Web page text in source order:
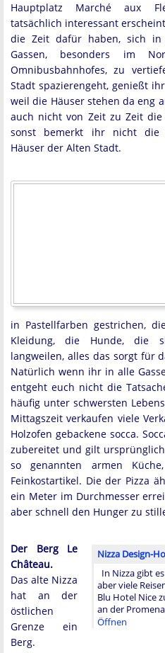
Hauptplatz Marché aux
tatsächlich interessant
die Zeit dafür haben, sich
Gassen, besonders im
Omnibusbahnhofes, zu
Stadt spazierengeht, genießt
weil die Häuser stehen da eng
auch nicht von Zeit zu Zeit
sonst bemerkt ihr nicht die
Häuser der Alten Stadt.
in Pastellfarben gestrichen,
Kleidung, die Hunde, die
langweilen, alles das sorgt für
Natürlich wenn ihr in alle
entgeht euch nicht die
häufig unter schwersten
Mittagszeit verkaufen viele
Holzofen gebackene socca.
zubereitet und gilt
so genannten armen
Feinkostartikel. Die der Pizza
ein Meter im Durchmesser
aber schnell den Hunger zu
Nizza Design-
In Nizza gibt
aber viele
Blu Hotel Nice
an der
Öffnen
Der Berg Le
Château.
Das alte Nizza
hat an der
östlichen
Grenze ein
Berg.